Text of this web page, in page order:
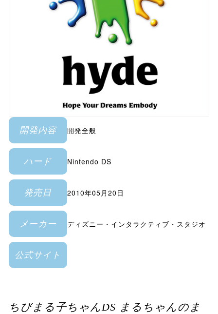
開発内容 開発全般
ハード Nintendo DS
発売日 2010年05月20日
メーカー ディズニー・インタラクティブ・スタジオ
公式サイト
ちびまる子ちゃんDS まるちゃんのま